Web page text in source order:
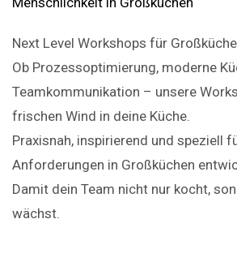
Next Level Workshops für
Ob Prozessoptimierung, moderne
Teamkommunikation – unsere
frischen Wind in deine Küche.
Praxisnah, inspirierend und speziell
Anforderungen in Großküchen
Damit dein Team nicht nur kocht,
wächst.